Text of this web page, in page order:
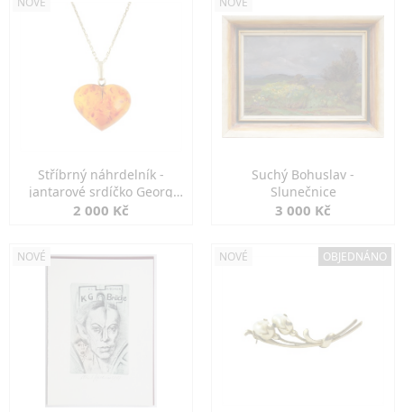
Stříbrný náhrdelník -
jantarové srdíčko Georg
Kramer
2 000 Kč
Suchý Bohuslav -
Slunečnice
3 000 Kč
NOVÉ NOVÉ OBJEDNÁNO